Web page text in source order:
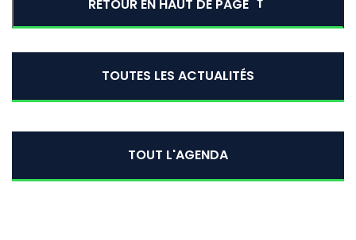
RETOUR EN HAUT DE PAGE
TOUTES LES ACTUALITÉS
TOUT L'AGENDA